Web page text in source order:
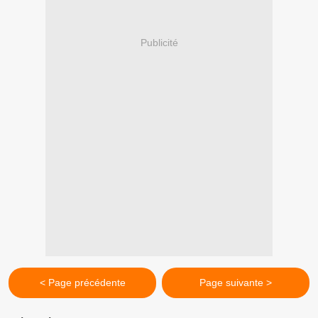
Publicité
< Page précédente Page suivante >